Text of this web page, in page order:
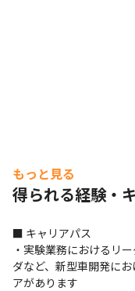
もっと見る
得られる経験・
■ キャリアパス
・実験業務におけるリ
ダなど、新型車開発に
アがあります